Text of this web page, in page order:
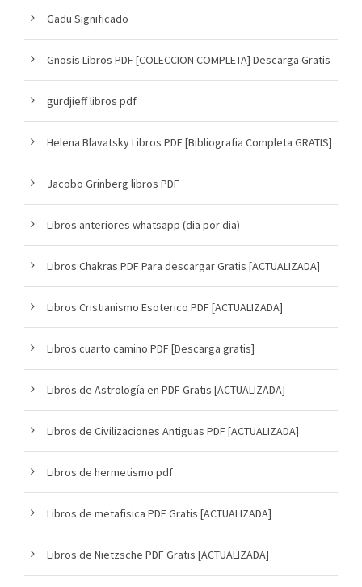
Gadu Significado
Gnosis Libros PDF [COLECCION COMPLETA] Descarga Gratis
gurdjieff libros pdf
Helena Blavatsky Libros PDF [Bibliografia Completa GRATIS]
Jacobo Grinberg libros PDF
Libros anteriores whatsapp (dia por dia)
Libros Chakras PDF Para descargar Gratis [ACTUALIZADA]
Libros Cristianismo Esoterico PDF [ACTUALIZADA]
Libros cuarto camino PDF [Descarga gratis]
Libros de Astrología en PDF Gratis [ACTUALIZADA]
Libros de Civilizaciones Antiguas PDF [ACTUALIZADA]
Libros de hermetismo pdf
Libros de metafisica PDF Gratis [ACTUALIZADA]
Libros de Nietzsche PDF Gratis [ACTUALIZADA]